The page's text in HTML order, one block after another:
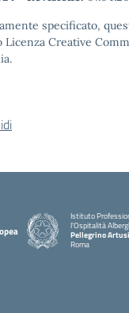
specificato,
Creative
Istituto
l'Ospitalità
Pellegrino Artusi
Roma